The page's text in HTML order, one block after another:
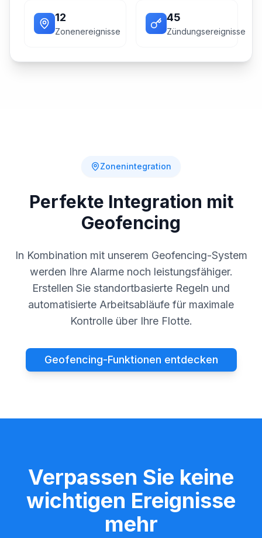
12
Zonenereignisse
45
Zündungsereignisse
Zonenintegration
Perfekte Integration mit
Geofencing
In Kombination mit unserem Geofencing-System
werden Ihre Alarme noch leistungsfähiger.
Erstellen Sie standortbasierte Regeln und
automatisierte Arbeitsabläufe für maximale
Kontrolle über Ihre Flotte.
Geofencing-Funktionen entdecken
Verpassen Sie keine
wichtigen Ereignisse
mehr